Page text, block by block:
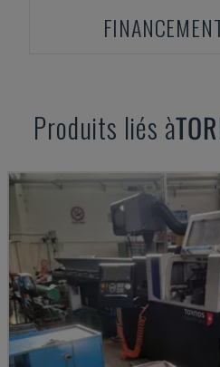
Produits liés à